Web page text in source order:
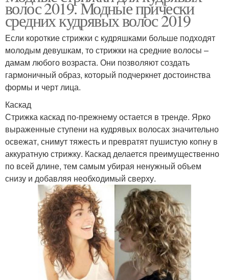
волос 2019. Модные прически
средних кудрявых волос 2019
Если короткие стрижки с кудряшками больше подходят
молодым девушкам, то стрижки на средние волосы –
дамам любого возраста. Они позволяют создать
гармоничный образ, который подчеркнет достоинства
формы и черт лица.
Каскад
Стрижка каскад по-прежнему остается в тренде. Ярко
выраженные ступени на кудрявых волосах значительно
освежат, снимут тяжесть и превратят пушистую копну в
аккуратную стрижку. Каскад делается преимущественно
по всей длине, тем самым убирая ненужный объем
снизу и добавляя необходимый сверху.